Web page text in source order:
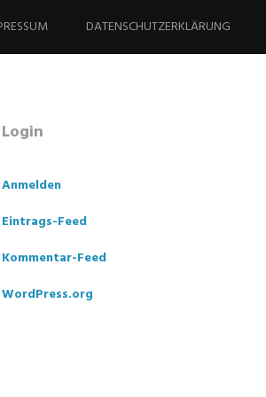
DATENSCHUTZERKLÄRUNG
Login
Anmelden
Eintrags-Feed
Kommentar-Feed
WordPress.org